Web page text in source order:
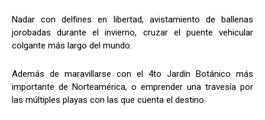
Nadar con delfines en libertad, avistamiento de ballenas
jorobadas durante el invierno, cruzar el puente vehicular
colgante más largo del mundo.
Además de maravillarse con el 4to Jardín Botánico más
importante de Norteamérica, o emprender una travesía por
las múltiples playas con las que cuenta el destino.